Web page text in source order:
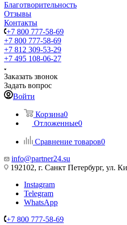
Благотворительность
Отзывы
Контакты
+7 800 777-58-69
+7 800 777-58-69
+7 812 309-53-29
+7 495 108-06-27
Заказать звонок
Задать вопрос
Войти
Корзина0
Отложенные0
Сравнение товаров0
info@partner24.su
192102, г. Санкт Петербург, ул.
Instagram
Telegram
WhatsApp
+7 800 777-58-69